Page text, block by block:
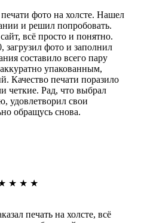
фото на холсте. Нашел
и решил попробовать.
всё просто и понятно.
загрузил фото и заполнил
составило всего пару
упакованным,
Качество печати поразило
четкие. Рад, что выбрал
удовлетворил свои
обращусь снова.
★ ★ ★
печать на холсте, всё